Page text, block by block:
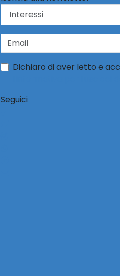
Dichiaro di aver letto e
Seguici